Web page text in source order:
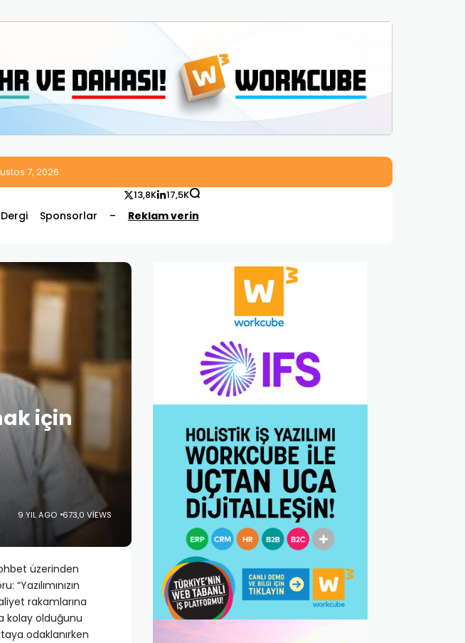
Birleştirdi
7, 2026
Dergi Sponsorlar – Reklam verin
13,8K 17,5K
için
9 YIL AGO 673,0 VIEWS
üzerinden
“Yazılımınızın
rakamlarına
kolay olduğunu
odaklanırken